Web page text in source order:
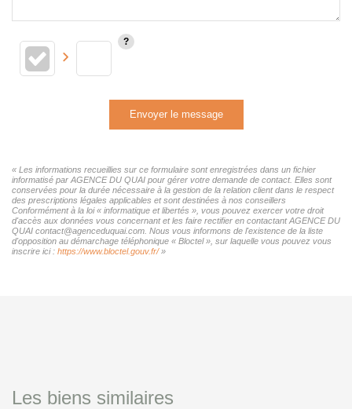
Envoyer le message
« Les informations recueillies sur ce formulaire sont enregistrées dans un fichier
informatisé par AGENCE DU QUAI pour gérer votre demande de contact. Elles sont
conservées pour la durée nécessaire à la gestion de la relation client dans le respect
des prescriptions légales applicables et sont destinées à nos conseillers
Conformément à la loi « informatique et libertés », vous pouvez exercer votre droit
d'accès aux données vous concernant et les faire rectifier en contactant AGENCE DU
QUAI contact@agenceduquai.com. Nous vous informons de l'existence de la liste
d'opposition au démarchage téléphonique « Bloctel », sur laquelle vous pouvez vous
inscrire ici : https://www.bloctel.gouv.fr/»
Les biens similaires